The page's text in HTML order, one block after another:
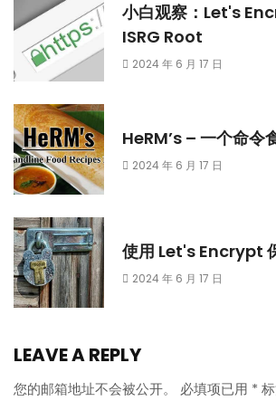
小白观察：Let's
ISRG Root
2024 年 6 月 17 日
HeRM’s – 一个命令
2024 年 6 月 17 日
使用 Let's Encrypt
2024 年 6 月 17 日
LEAVE A REPLY
您的邮箱地址不会被公开。 必填项已用 *